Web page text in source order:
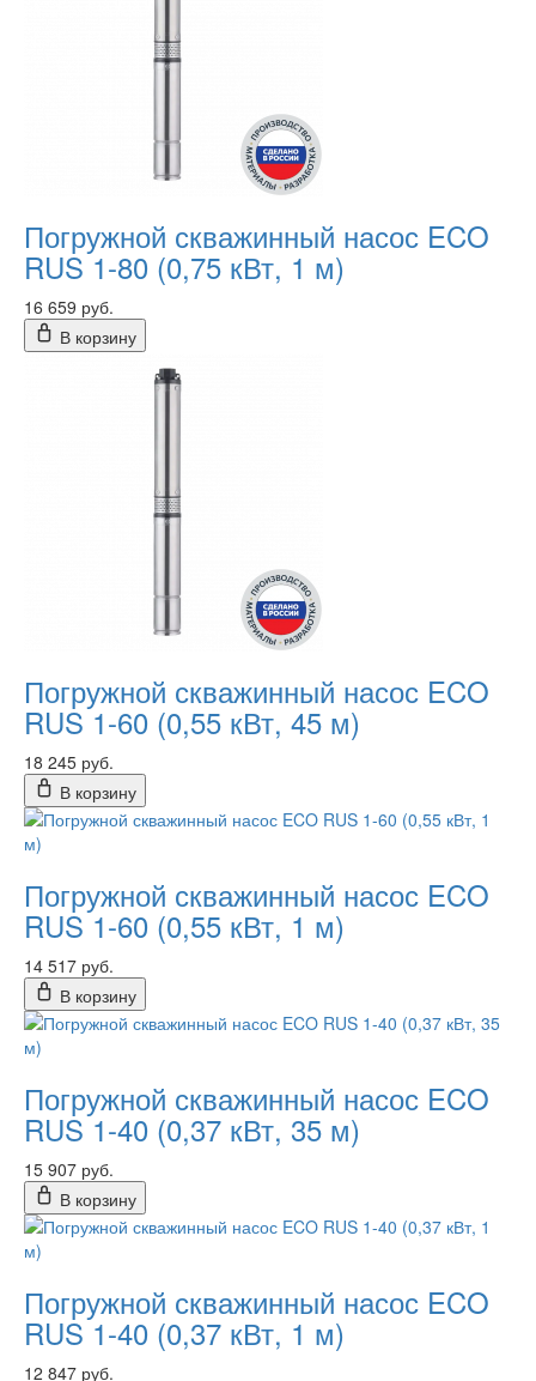
Погружной скважинный насос ECO
RUS 1-80 (0,75 кВт, 1 м)
16 659 руб.
В корзину
Погружной скважинный насос ECO
RUS 1-60 (0,55 кВт, 45 м)
18 245 руб.
В корзину
Погружной скважинный насос ECO
RUS 1-60 (0,55 кВт, 1 м)
14 517 руб.
В корзину
Погружной скважинный насос ECO
RUS 1-40 (0,37 кВт, 35 м)
15 907 руб.
В корзину
Погружной скважинный насос ECO
RUS 1-40 (0,37 кВт, 1 м)
12 847 руб.